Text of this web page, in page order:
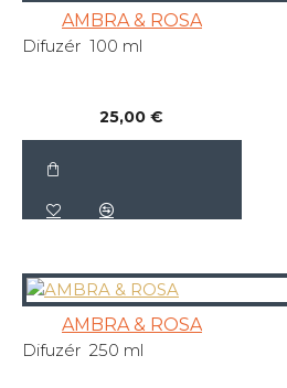
AMBRA & ROSA
Difuzér 100 ml
25,00 €
AMBRA & ROSA
Difuzér 250 ml